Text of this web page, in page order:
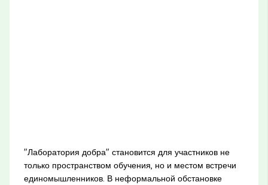
"Лаборатория добра" становится для участников не
только пространством обучения, но и местом встречи
единомышленников. В неформальной обстановке